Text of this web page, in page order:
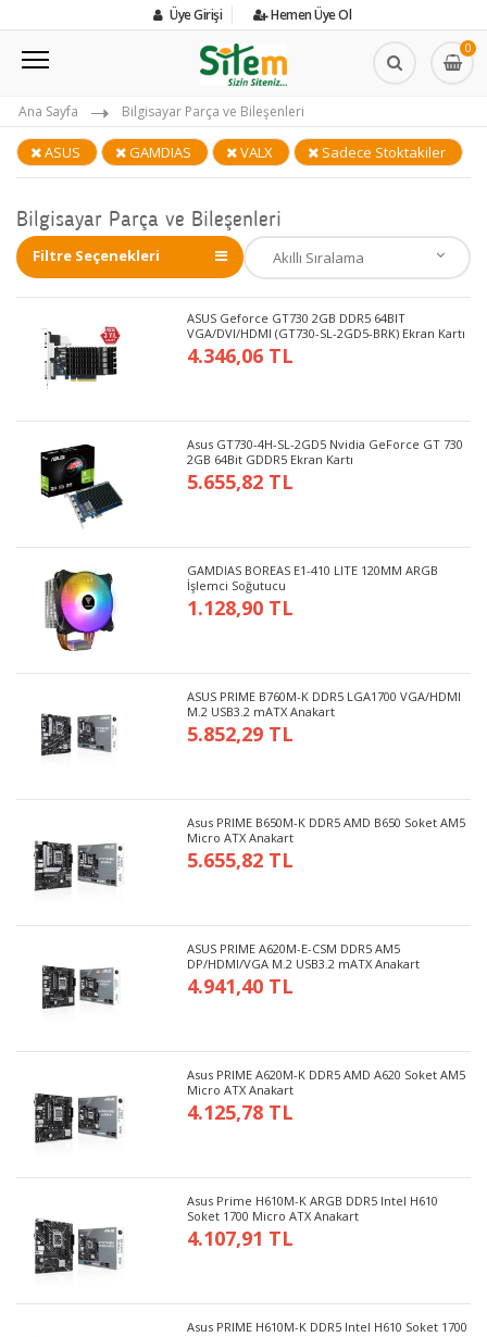
Üye Girişi Hemen Üye Ol
0
Ana Sayfa Bilgisayar Parça ve Bileşenleri
ASUS GAMDIAS VALX Sadece Stoktakiler
Bilgisayar Parça ve Bileşenleri
Filtre Seçenekleri
ASUS Geforce GT730 2GB DDR5 64BIT
VGA/DVI/HDMI (GT730-SL-2GD5-BRK) Ekran Kartı
4.346,06 TL
Asus GT730-4H-SL-2GD5 Nvidia GeForce GT 730
2GB 64Bit GDDR5 Ekran Kartı
5.655,82 TL
GAMDIAS BOREAS E1-410 LITE 120MM ARGB
İşlemci Soğutucu
1.128,90 TL
ASUS PRIME B760M-K DDR5 LGA1700 VGA/HDMI
M.2 USB3.2 mATX Anakart
5.852,29 TL
Asus PRIME B650M-K DDR5 AMD B650 Soket AM5
Micro ATX Anakart
5.655,82 TL
ASUS PRIME A620M-E-CSM DDR5 AM5
DP/HDMI/VGA M.2 USB3.2 mATX Anakart
4.941,40 TL
Asus PRIME A620M-K DDR5 AMD A620 Soket AM5
Micro ATX Anakart
4.125,78 TL
Asus Prime H610M-K ARGB DDR5 Intel H610
Soket 1700 Micro ATX Anakart
4.107,91 TL
Asus PRIME H610M-K DDR5 Intel H610 Soket 1700